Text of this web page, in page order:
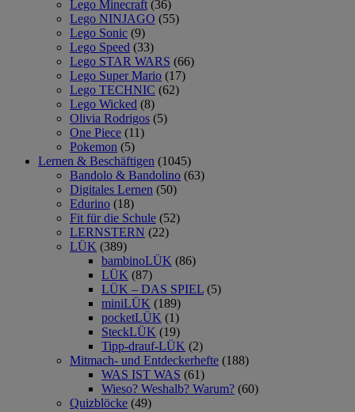
Lego Minecraft (36)
Lego NINJAGO (55)
Lego Sonic (9)
Lego Speed (33)
Lego STAR WARS (66)
Lego Super Mario (17)
Lego TECHNIC (62)
Lego Wicked (8)
Olivia Rodrigos (5)
One Piece (11)
Pokemon (5)
Lernen & Beschäftigen (1045)
Bandolo & Bandolino (63)
Digitales Lernen (50)
Edurino (18)
Fit für die Schule (52)
LERNSTERN (22)
LÜK (389)
bambinoLÜK (86)
LÜK (87)
LÜK – DAS SPIEL (5)
miniLÜK (189)
pocketLÜK (1)
SteckLÜK (19)
Tipp-drauf-LÜK (2)
Mitmach- und Entdeckerhefte (188)
WAS IST WAS (61)
Wieso? Weshalb? Warum? (60)
Quizblöcke (49)